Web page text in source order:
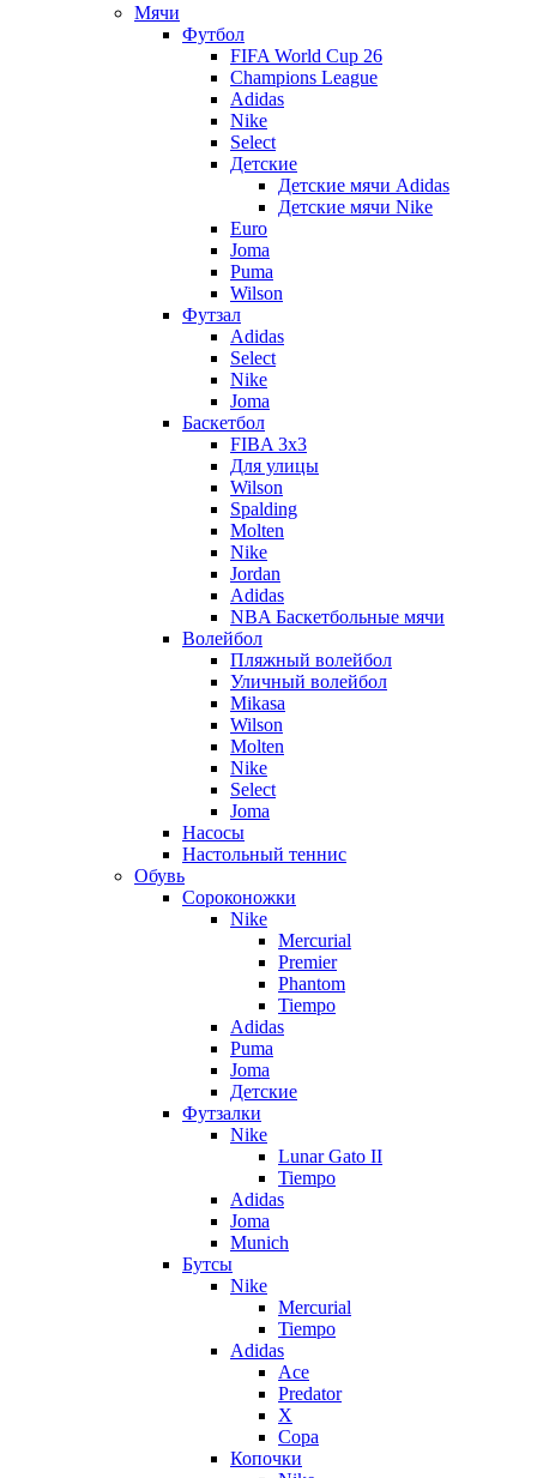
Мячи
Футбол
FIFA World Cup 26
Champions League
Adidas
Nike
Select
Детские
Детские мячи Adidas
Детские мячи Nike
Euro
Joma
Puma
Wilson
Футзал
Adidas
Select
Nike
Joma
Баскетбол
FIBA 3x3
Для улицы
Wilson
Spalding
Molten
Nike
Jordan
Adidas
NBA Баскетбольные мячи
Волейбол
Пляжный волейбол
Уличный волейбол
Mikasa
Wilson
Molten
Nike
Select
Joma
Насосы
Настольный теннис
Обувь
Сороконожки
Nike
Mercurial
Premier
Phantom
Tiempo
Adidas
Puma
Joma
Детские
Футзалки
Nike
Lunar Gato II
Tiempo
Adidas
Joma
Munich
Бутсы
Nike
Mercurial
Tiempo
Adidas
Ace
Predator
X
Copa
Копочки